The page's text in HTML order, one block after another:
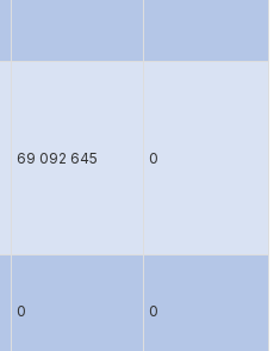
69 092 645 0
0 0